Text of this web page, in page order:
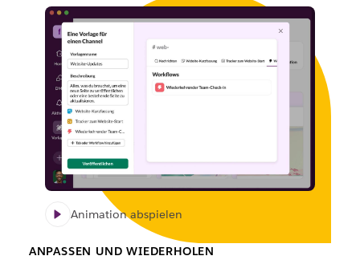
Animation abspielen
ANPASSEN UND WIEDERHOLEN